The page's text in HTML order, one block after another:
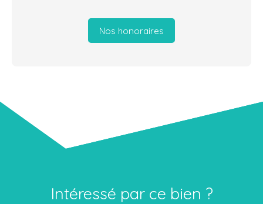
Nos honoraires
Intéressé par ce bien ?